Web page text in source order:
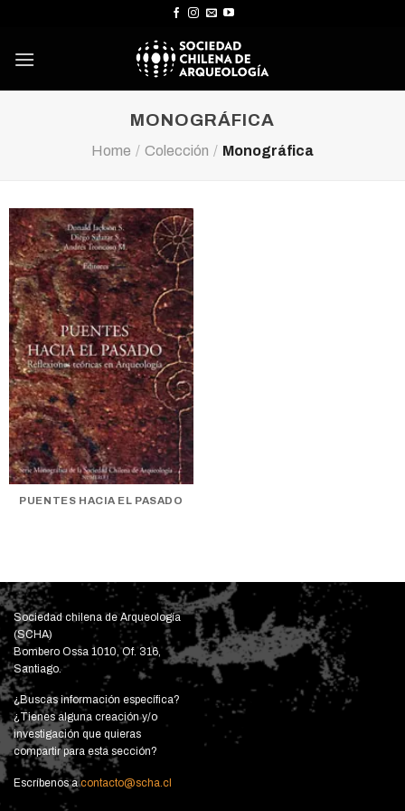
content
MONOGRÁFICA
Home / Colección / Monográfica
PUENTES HACIA EL PASADO
Sociedad chilena de Arqueología
(SCHA)
Bombero Ossa 1010, Of. 316,
Santiago.
¿Buscas información específica?
¿Tienes alguna creación y/o
investigación que quieras
compartir para esta sección?
Escríbenos acontacto@scha.cl